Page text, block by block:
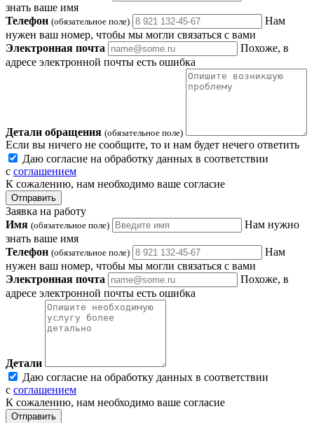
знать ваше имя
Телефон (обязательное поле)
Нам
нужен ваш номер, чтобы мы могли связаться с вами
Электронная почта
Похоже, в
адресе электронной почты есть ошибка
Детали обращения (обязательное поле)
Если вы ничего не сообщите, то и нам будет нечего ответить
Даю согласие на обработку данных в соответствии
с соглашением
К сожалению, нам необходимо ваше согласие
Отправить
Заявка на работу
Имя (обязательное поле)
Нам нужно
знать ваше имя
Телефон (обязательное поле)
Нам
нужен ваш номер, чтобы мы могли связаться с вами
Электронная почта
Похоже, в
адресе электронной почты есть ошибка
Детали
Даю согласие на обработку данных в соответствии
с соглашением
К сожалению, нам необходимо ваше согласие
Отправить